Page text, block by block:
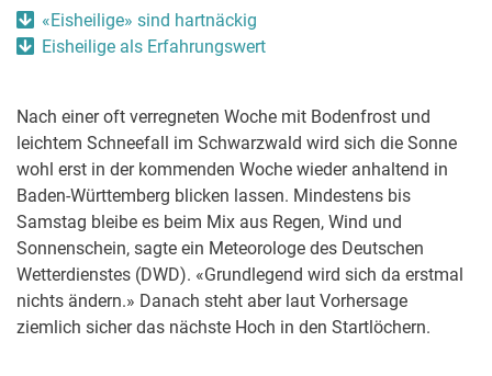
«Eisheilige» sind hartnäckig
Eisheilige als Erfahrungswert
Nach einer oft verregneten Woche mit Bodenfrost und
leichtem Schneefall im Schwarzwald wird sich die Sonne
wohl erst in der kommenden Woche wieder anhaltend in
Baden-Württemberg blicken lassen. Mindestens bis
Samstag bleibe es beim Mix aus Regen, Wind und
Sonnenschein, sagte ein Meteorologe des Deutschen
Wetterdienstes (DWD). «Grundlegend wird sich da erstmal
nichts ändern.» Danach steht aber laut Vorhersage
ziemlich sicher das nächste Hoch in den Startlöchern.